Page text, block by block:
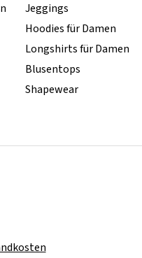
Jeggings
Hoodies für Damen
Longshirts für Damen
Blusentops
Shapewear